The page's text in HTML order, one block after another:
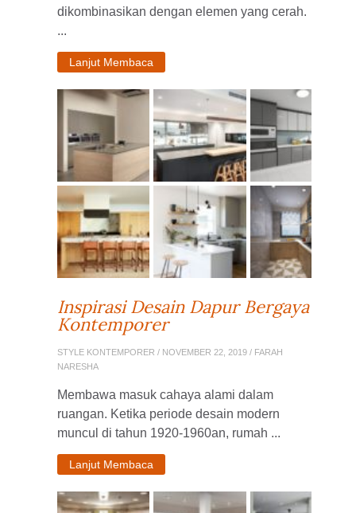
dikombinasikan dengan elemen yang cerah.
...
Lanjut Membaca
Inspirasi Desain Dapur Bergaya
Kontemporer
STYLE KONTEMPORER / NOVEMBER 22, 2019 / FARAH
NARESHA
Membawa masuk cahaya alami dalam
ruangan. Ketika periode desain modern
muncul di tahun 1920-1960an, rumah ...
Lanjut Membaca